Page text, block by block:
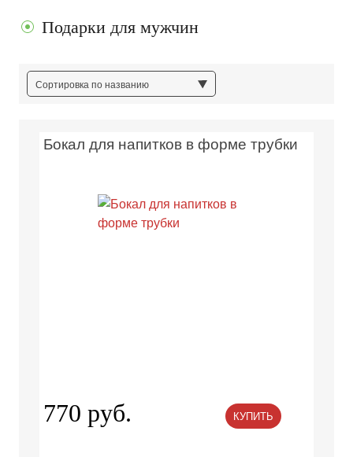
Подарки для мужчин
Сортировка по названию
Бокал для напитков в форме трубки
770 руб. КУПИТЬ